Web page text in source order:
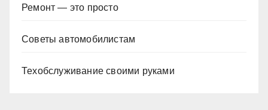
Ремонт — это просто
Советы автомобилистам
Техобслуживание своими руками